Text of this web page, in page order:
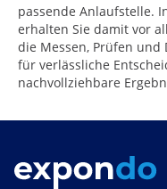
passende Anlaufstelle.
erhalten Sie damit vor
die Messen, Prüfen
für verlässliche
nachvollziehbare